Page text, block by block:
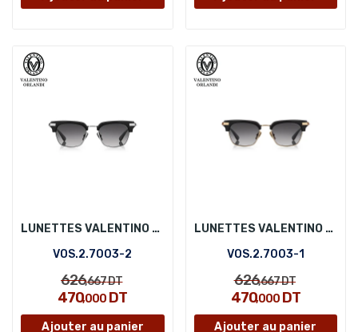
LUNETTES VALENTINO ORLANDI VOS.2.7003-2
VOS.2.7003-2
626,667DT
470,000 DT
Ajouter au panier
LUNETTES VALENTINO ORLANDI VOS.2.7003-1
VOS.2.7003-1
626,667DT
470,000DT
Ajouter au panier